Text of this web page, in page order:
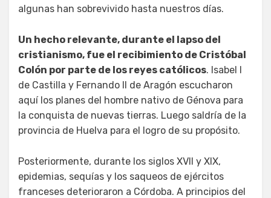
algunas han sobrevivido hasta nuestros días.
Un hecho relevante, durante el lapso del
cristianismo, fue el recibimiento de Cristóbal
Colón por parte de los reyes católicos. Isabel I
de Castilla y Fernando II de Aragón escucharon
aquí los planes del hombre nativo de Génova para
la conquista de nuevas tierras. Luego saldría de la
provincia de Huelva para el logro de su propósito.
Posteriormente, durante los siglos XVII y XIX,
epidemias, sequías y los saqueos de ejércitos
franceses deterioraron a Córdoba. A principios del